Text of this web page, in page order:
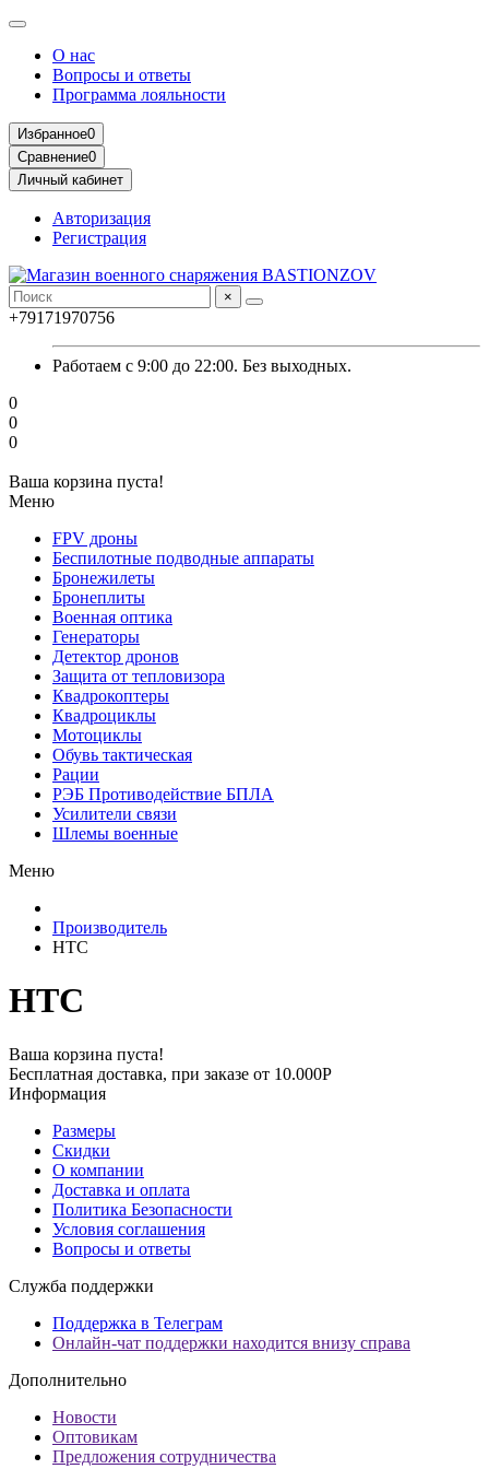
О нас
Вопросы и ответы
Программа лояльности
Избранное0
Сравнение0
Личный кабинет
Авторизация
Регистрация
×
+79171970756
Работаем с 9:00 до 22:00. Без выходных.
0
0
0
Ваша корзина пуста!
Меню
FPV дроны
Беспилотные подводные аппараты
Бронежилеты
Бронеплиты
Военная оптика
Генераторы
Детектор дронов
Защита от тепловизора
Квадрокоптеры
Квадроциклы
Мотоциклы
Обувь тактическая
Рации
РЭБ Противодействие БПЛА
Усилители связи
Шлемы военные
Меню
Производитель
HTC
HTC
Ваша корзина пуста!
Бесплатная доставка, при заказе от 10.000Р
Информация
Размеры
Скидки
О компании
Доставка и оплата
Политика Безопасности
Условия соглашения
Вопросы и ответы
Служба поддержки
Поддержка в Телеграм
Онлайн-чат поддержки находится внизу справа
Дополнительно
Новости
Оптовикам
Предложения сотрудничества